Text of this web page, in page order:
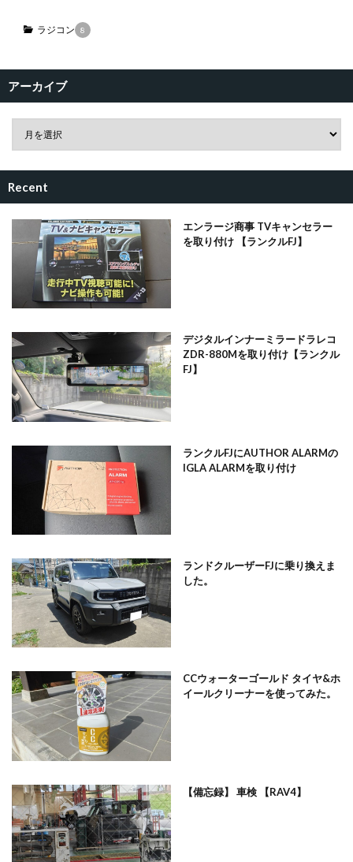
ラジコン 8
アーカイブ
Recent
エンラージ商事 TVキャンセラー
を取り付け 【ランクルFJ】
デジタルインナーミラードラレコ
ZDR-880Mを取り付け【ランクル
FJ】
ランクルFJにAUTHOR ALARMの
IGLA ALARMを取り付け
ランドクルーザーFJに乗り換えま
した。
CCウォーターゴールド タイヤ&ホ
イールクリーナーを使ってみた。
【備忘録】 車検 【RAV4】